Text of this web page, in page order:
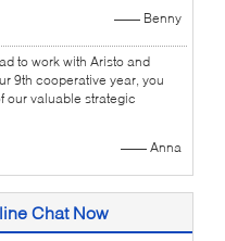
—— Benny
to work with Aristo and
9th cooperative year, you
our valuable strategic
—— Anna
Chat Now